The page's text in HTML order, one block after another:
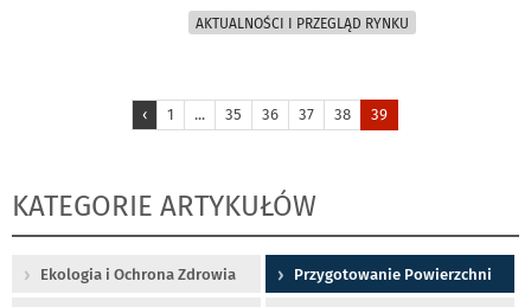
AKTUALNOŚCI I PRZEGLĄD RYNKU
‹ 1 ... 35 36 37 38 39
KATEGORIE ARTYKUŁÓW
Ekologia i Ochrona Zdrowia Przygotowanie Powierzchni